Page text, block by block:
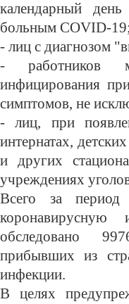
календарный
больным COVID-19;
- лиц с диагнозом
- работников
инфицирования
симптомов, не
- лиц, при
интернатах,
и других
учреждениях
Всего за период
коронавирусную
обследовано
прибывших из
инфекции.
В целях